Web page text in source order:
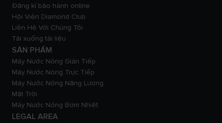
Đăng kí bảo hành online
Hội Viên Diamond Club
Liên Hệ Với Chúng Tôi
Tải xuống tài liệu
SẢN PHẨM
Máy Nước Nóng Gián Tiếp
Máy Nước Nóng Trực Tiếp
Máy Nước Nóng Năng Lượng
Mặt Trời
Máy Nước Nóng Bơm Nhiệt
LEGAL AREA